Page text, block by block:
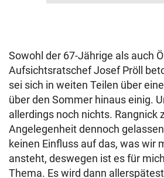
Sowohl der 67-Jährige als auch
Aufsichtsratschef Josef Pröll
sei sich in weiten Teilen über
über den Sommer hinaus einig.
allerdings noch nichts. Rangnick
Angelegenheit dennoch
keinen Einfluss auf das, was wir
ansteht, deswegen ist es für
Thema. Es wird dann